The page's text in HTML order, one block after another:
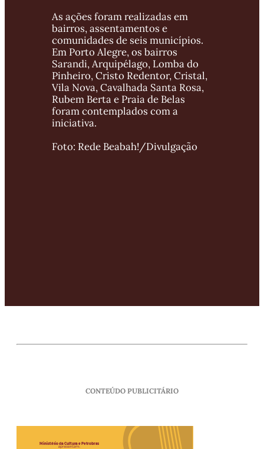
As ações foram realizadas em
bairros, assentamentos e
comunidades de seis municípios.
Em Porto Alegre, os bairros
Sarandi, Arquipélago, Lomba do
Pinheiro, Cristo Redentor, Cristal,
Vila Nova, Cavalhada Santa Rosa,
Rubem Berta e Praia de Belas
foram contemplados com a
iniciativa.
Foto: Rede Beabah!/Divulgação
CONTEÚDO PUBLICITÁRIO